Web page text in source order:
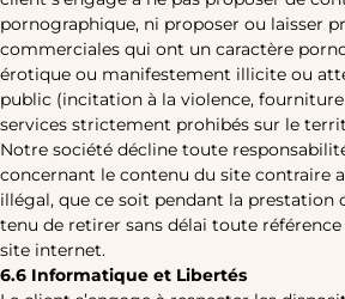
pornographique, ni proposer ou laisser
commerciales qui ont un caractère
érotique ou manifestement illicite ou
public (incitation à la violence,
services strictement prohibés sur le
Notre société décline toute
concernant le contenu du site contraire
illégal, que ce soit pendant la prestation
tenu de retirer sans délai toute
site internet.
6.6 Informatique et Libertés